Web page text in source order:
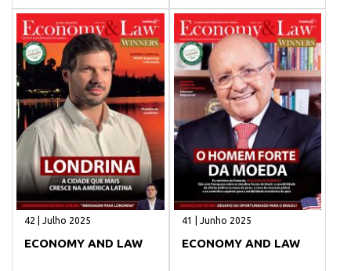
42 | Julho 2025
ECONOMY AND LAW
41 | Junho 2025
ECONOMY AND LAW